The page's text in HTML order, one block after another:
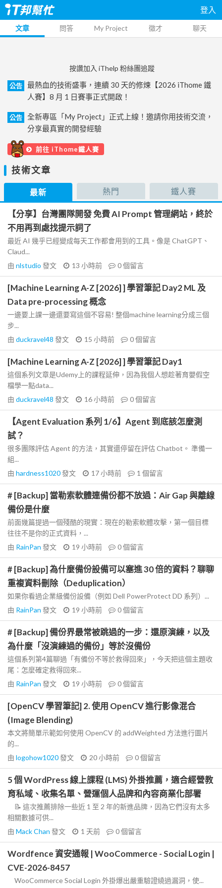
登入
文章 問答 My Project 徵才 聊天
按讚加入 iThelp 粉絲團追蹤
公告
最熱血的技術盛事，連續 30 天的修煉【2026 iThome 鐵
人賽】8 月 1 日賽事正式開啟！
公告
全新專區「My Project」正式上線！邀請你用技術交流，
分享最真實的開發經驗
前往 iThome鐵人賽
技術文章
最新 熱門 鐵人賽
【分享】台灣團隊開發 免費 AI Prompt 管理網站，終於
不用再到處找提示詞了
最近 AI 幾乎已經變成每天工作都會用到的工具。像是 ChatGPT、
Claud...
由 nlstudio 發文 13 小時前 0個留言
[Machine Learning A-Z [2026] ] 學習筆記 Day2 ML 及
Data pre-processing 概念
一邊要上課一邊還要寫這個不容易! 整個machine learning分成三個
步...
由 duckravel48 發文 15 小時前 0個留言
[Machine Learning A-Z [2026] ] 學習筆記 Day1
這個系列文章是Udemy上的課程延伸，因為我個人想趁著育嬰假空
檔學一點data...
由 duckravel48 發文 16 小時前 0個留言
【Agent Evaluation 系列 1/6】Agent 到底該怎麼測
試？
很多團隊評估 Agent 的方法，其實還停留在評估 Chatbot。 準備一
組...
由 hardness1020發文 17 小時前 1 個留言
# [Backup] 當勒索軟體連備份都不放過：Air Gap 與離線
備份是什麼
前面幾篇提過一個殘酷的現實：現在的勒索軟體攻擊，第一個目標
往往不是你的正式資料，...
由 RainPan 發文 19 小時前 0個留言
# [Backup] 為什麼備份設備可以塞進 30 倍的資料？聊聊
重複資料刪除（Deduplication）
如果你看過企業級備份設備（例如 Dell PowerProtect DD 系列）...
由 RainPan 發文 19 小時前 0個留言
# [Backup] 備份界最常被跳過的一步：還原演練，以及
為什麼「沒演練過的備份」等於沒備份
這個系列第4篇聊過「有備份不等於救得回來」，今天把這個主題收
尾：怎麼確定救得回來...
由 RainPan 發文 19 小時前 0個留言
[OpenCV 學習筆記] 2. 使用 OpenCV 進行影像混合
(Image Blending)
本文將簡單示範如何使用 OpenCV 的 addWeighted 方法進行圖片
的...
由 logohow1020發文 20 小時前 0個留言
5 個 WordPress 線上課程 (LMS) 外掛推薦，適合經營教
育私域、收集名單、營運個人品牌和內容商業化部署
📝 這次推薦排除一些近 1 至 2 年的新進品牌，因為它們沒有太多
相關數據可供...
由 Mack Chan 發文 1 天前 0個留言
Wordfence 資安通報 | WooCommerce - Social Login |
CVE-2026-8457
WooCommerce Social Login 外掛爆出嚴重驗證繞過漏洞，使...